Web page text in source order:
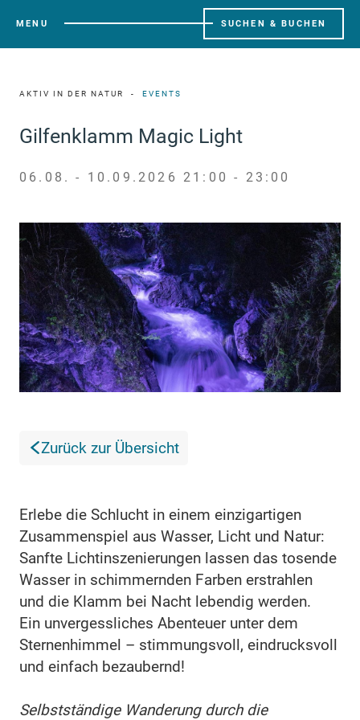
MENU SUCHEN & BUCHEN
AKTIV IN DER NATUR EVENTS
Gilfenklamm Magic Light
06.08. - 10.09.2026 21:00 - 23:00
Zurück zur Übersicht
Erlebe die Schlucht in einem einzigartigen
Zusammenspiel aus Wasser, Licht und Natur:
Sanfte Lichtinszenierungen lassen das tosende
Wasser in schimmernden Farben erstrahlen
und die Klamm bei Nacht lebendig werden.
Ein unvergessliches Abenteuer unter dem
Sternenhimmel – stimmungsvoll, eindrucksvoll
und einfach bezaubernd!
Selbstständige Wanderung durch die